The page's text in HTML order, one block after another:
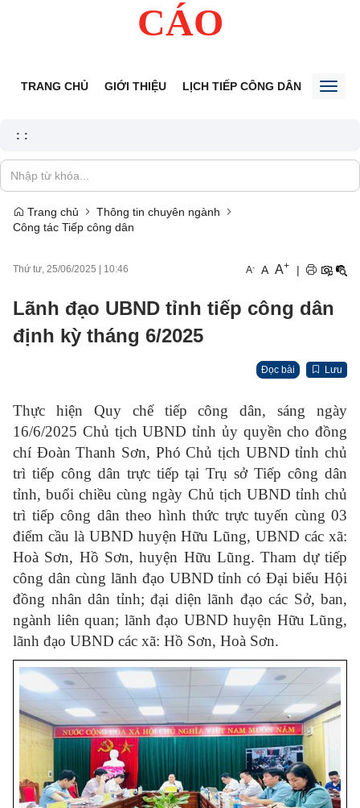
CÁO
TRANG CHỦ GIỚI THIỆU LỊCH TIẾP CÔNG DÂN TIN
: :
Trang chủ
Thông tin chuyên ngành
Công tác Tiếp công dân
Thứ tư, 25/06/2025 10:46 A- A A+ |
Lãnh đạo UBND tỉnh tiếp công dân
định kỳ tháng 6/2025
Đọc bài Lưu
Thực hiện Quy chế tiếp công dân, sáng ngày
16/6/2025 Chủ tịch UBND tỉnh ủy quyền cho đồng
chí Đoàn Thanh Sơn, Phó Chủ tịch UBND tỉnh chủ
trì tiếp công dân trực tiếp tại Trụ sở Tiếp công dân
tỉnh, buổi chiều cùng ngày Chủ tịch UBND tỉnh chủ
trì tiếp công dân theo hình thức trực tuyến cùng 03
điểm cầu là UBND huyện Hữu Lũng, UBND các xã:
Hoà Sơn, Hồ Sơn, huyện Hữu Lũng. Tham dự tiếp
công dân cùng lãnh đạo UBND tỉnh có Đại biểu Hội
đồng nhân dân tỉnh; đại diện lãnh đạo các Sở, ban,
ngành liên quan; lãnh đạo UBND huyện Hữu Lũng,
lãnh đạo UBND các xã: Hồ Sơn, Hoà Sơn.